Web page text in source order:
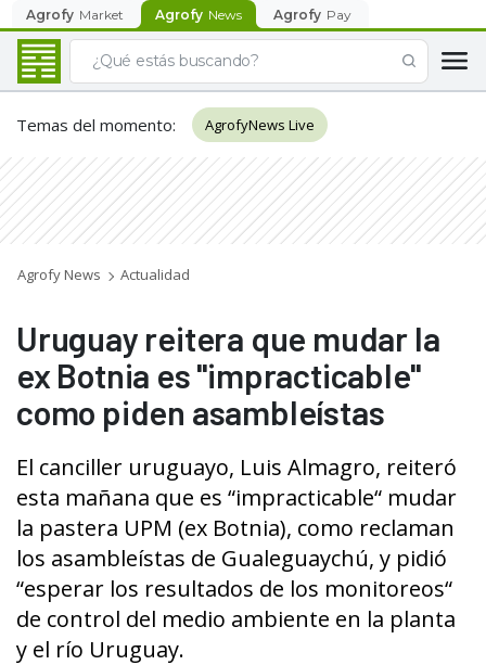
Agrofy Market Agrofy News Agrofy Pay
Temas del momento: AgrofyNews Live
Agrofy News Actualidad
Uruguay reitera que mudar la
ex Botnia es "impracticable"
como piden asambleístas
El canciller uruguayo, Luis Almagro, reiteró
esta mañana que es “impracticable“ mudar
la pastera UPM (ex Botnia), como reclaman
los asambleístas de Gualeguaychú, y pidió
“esperar los resultados de los monitoreos“
de control del medio ambiente en la planta
y el río Uruguay.